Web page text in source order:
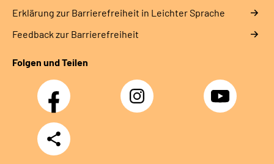
Erklärung zur Barrierefreiheit in Leichter Sprache
Feedback zur Barrierefreiheit
Folgen und Teilen
Facebook Instagram YouTube
Teilen